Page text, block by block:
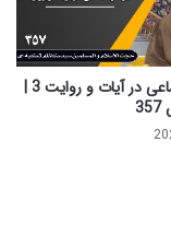
اخلاق اجتماعی در آیات و روایت 3 |